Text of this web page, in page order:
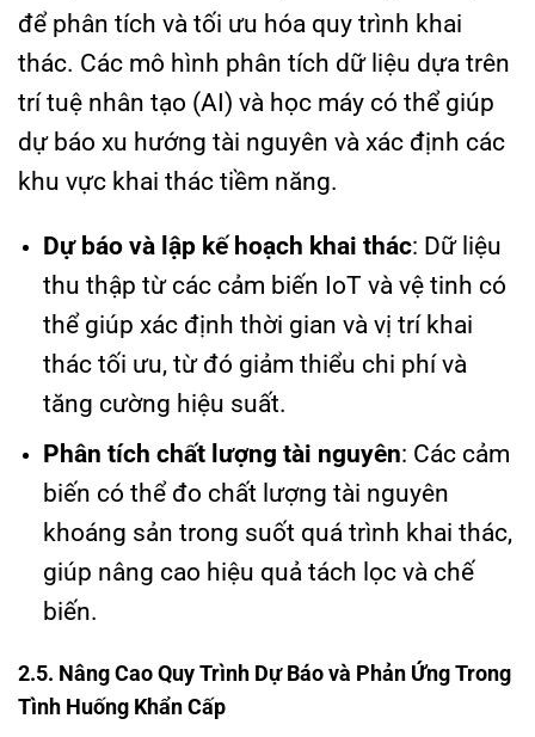
để phân tích và tối ưu hóa quy trình khai
thác. Các mô hình phân tích dữ liệu dựa trên
trí tuệ nhân tạo (AI) và học máy có thể giúp
dự báo xu hướng tài nguyên và xác định các
khu vực khai thác tiềm năng.
Dự báo và lập kế hoạch khai thác: Dữ liệu
thu thập từ các cảm biến IoT và vệ tinh có
thể giúp xác định thời gian và vị trí khai
thác tối ưu, từ đó giảm thiểu chi phí và
tăng cường hiệu suất.
Phân tích chất lượng tài nguyên: Các cảm
biến có thể đo chất lượng tài nguyên
khoáng sản trong suốt quá trình khai thác,
giúp nâng cao hiệu quả tách lọc và chế
biến.
2.5. Nâng Cao Quy Trình Dự Báo và Phản Ứng Trong
Tình Huống Khẩn Cấp